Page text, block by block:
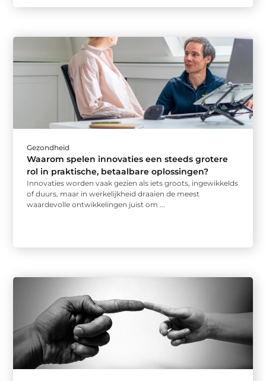
Gezondheid
Waarom spelen innovaties een steeds grotere
rol in praktische, betaalbare oplossingen?
Innovaties worden vaak gezien als iets groots, ingewikkelds
of duurs, maar in werkelijkheid draaien de meest
waardevolle ontwikkelingen juist om ...